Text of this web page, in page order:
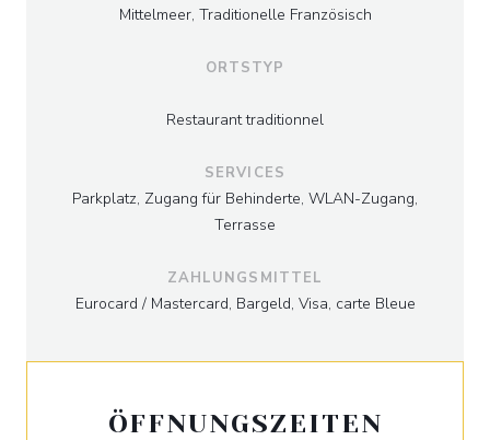
Mittelmeer, Traditionelle Französisch
ORTSTYP
Restaurant traditionnel
SERVICES
Parkplatz, Zugang für Behinderte, WLAN-Zugang,
Terrasse
ZAHLUNGSMITTEL
Eurocard / Mastercard, Bargeld, Visa, carte Bleue
ÖFFNUNGSZEITEN